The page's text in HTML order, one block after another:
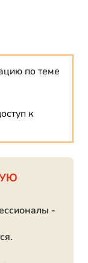
по теме
к
-